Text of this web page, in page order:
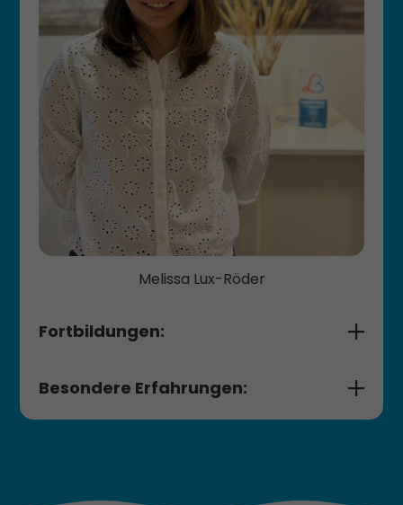
Melissa Lux-Röder
Fortbildungen:
Tagen 2019
Besondere Erfahrungen:
Behandlung sämtlicher Sprach­